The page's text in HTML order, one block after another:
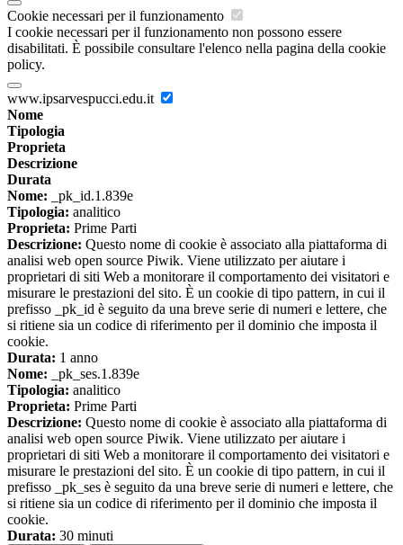
Cookie necessari per il funzionamento
I cookie necessari per il funzionamento non possono essere
disabilitati. È possibile consultare l'elenco nella pagina della cookie
policy.
www.ipsarvespucci.edu.it
Nome
Tipologia
Proprieta
Descrizione
Durata
Nome: _pk_id.1.839e
Tipologia: analitico
Proprieta: Prime Parti
Descrizione: Questo nome di cookie è associato alla piattaforma di
analisi web open source Piwik. Viene utilizzato per aiutare i
proprietari di siti Web a monitorare il comportamento dei visitatori e
misurare le prestazioni del sito. È un cookie di tipo pattern, in cui il
prefisso _pk_id è seguito da una breve serie di numeri e lettere, che
si ritiene sia un codice di riferimento per il dominio che imposta il
cookie.
Durata: 1 anno
Nome: _pk_ses.1.839e
Tipologia: analitico
Proprieta: Prime Parti
Descrizione: Questo nome di cookie è associato alla piattaforma di
analisi web open source Piwik. Viene utilizzato per aiutare i
proprietari di siti Web a monitorare il comportamento dei visitatori e
misurare le prestazioni del sito. È un cookie di tipo pattern, in cui il
prefisso _pk_ses è seguito da una breve serie di numeri e lettere, che
si ritiene sia un codice di riferimento per il dominio che imposta il
cookie.
Durata: 30 minuti